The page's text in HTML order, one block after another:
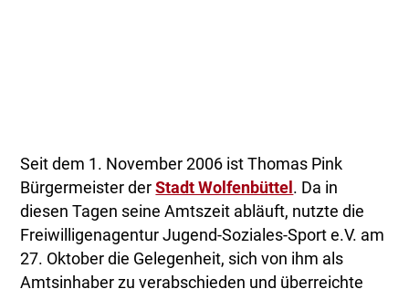
Seit dem 1. November 2006 ist Thomas Pink
Bürgermeister derStadt Wolfenbüttel . Da in
diesen Tagen seine Amtszeit abläuft, nutzte die
Freiwilligenagentur Jugend-Soziales-Sport e.V. am
27. Oktober die Gelegenheit, sich von ihm als
Amtsinhaber zu verabschieden und überreichte